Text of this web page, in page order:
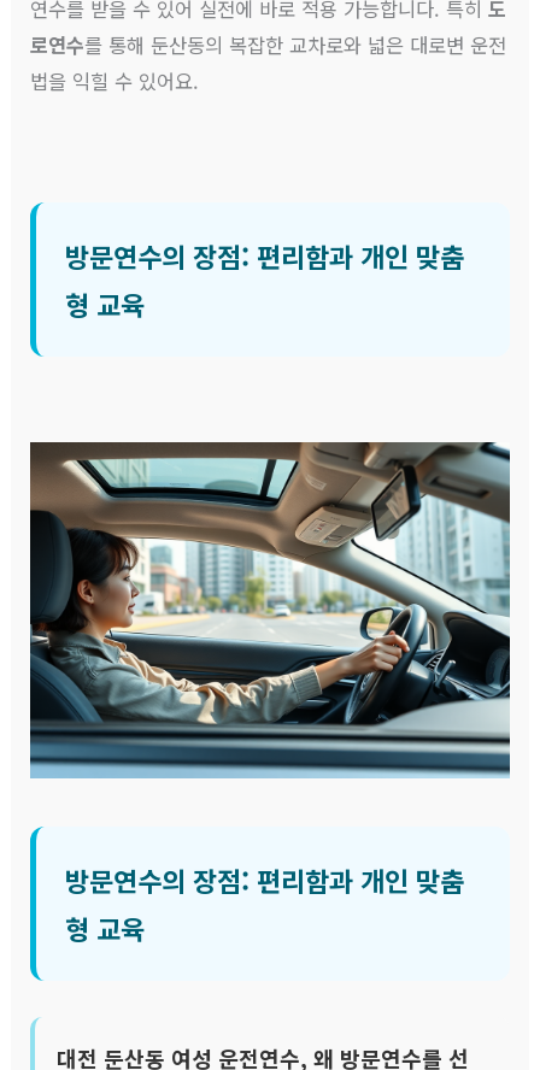
연수를 받을 수 있어 실전에 바로 적용 가능합니다. 특히도
로연수를 통해 둔산동의 복잡한 교차로와 넓은 대로변 운전
법을 익힐 수 있어요.
방문연수의 장점: 편리함과 개인 맞춤
형 교육
방문연수의 장점: 편리함과 개인 맞춤
형 교육
대전 둔산동 여성 운전연수, 왜 방문연수를 선